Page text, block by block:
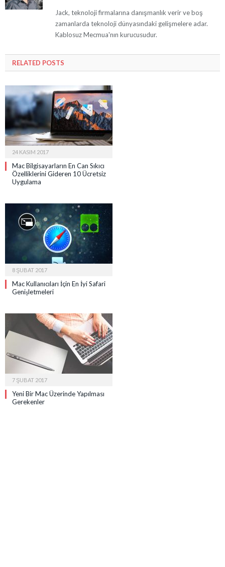
Jack, teknoloji firmalarına danışmanlık verir ve boş
zamanlarda teknoloji dünyasındaki gelişmelere adar.
Kablosuz Mecmua'nın kurucusudur.
RELATED POSTS
24 KASIM 2017
Mac Bilgisayarların En Can Sıkıcı
Özelliklerini Gideren 10 Ücretsiz
Uygulama
8 ŞUBAT 2017
Mac Kullanıcıları İçin En İyi Safari
Genişletmeleri
7 ŞUBAT 2017
Yeni Bir Mac Üzerinde Yapılması
Gerekenler